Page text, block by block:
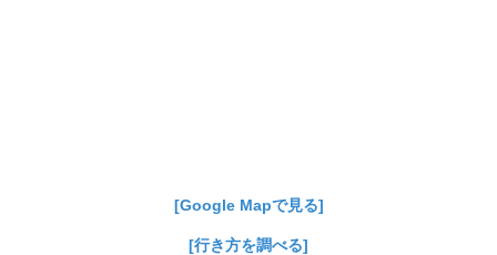
[Google Mapで見る]
[行き方を調べる]